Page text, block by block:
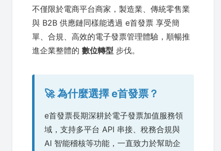
不僅限於電商平台商家，製造業、傳統零售業
與 B2B 供應鏈同樣能透過 e首發票 享受簡
單、合規、高效的電子發票管理體驗，順暢推
進企業整體的 數位轉型 步伐。
🚀 為什麼選擇 e首發票？
e首發票長期深耕於電子發票加值服務領
域，支持多平台 API 串接、稅務合規與
AI 智能稽核等功能，一直致力於幫助企